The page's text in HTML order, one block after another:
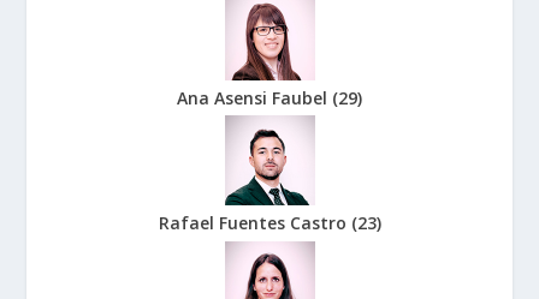
Ana Asensi Faubel (29)
Rafael Fuentes Castro (23)